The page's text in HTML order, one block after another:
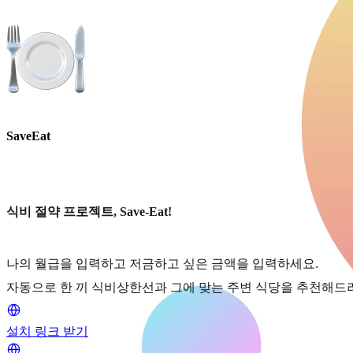
SaveEat
식비 절약 프로젝트, Save-Eat!
나의 월급을 입력하고 저금하고 싶은 금액을 입력하세요.
자동으로 한 끼 식비상한선과 그에 맞는 주변 식당을 추천해드
설치 링크 받기